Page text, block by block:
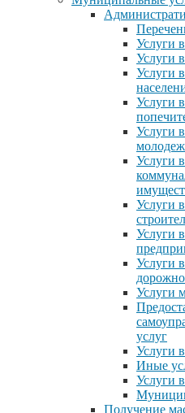
Услуги
Услуги
Услуги
Услуги
Услуги
Услуги
Услуги
Услуги
Услуги
Услуги
услуг
Услуги
Иные
Услуги
Получение